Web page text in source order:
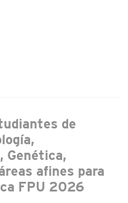
de
Genética,
afines para
FPU 2026